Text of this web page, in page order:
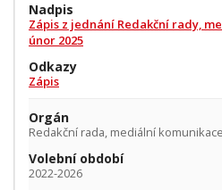
Nadpis
Zápis z jednání Redakční rady,
únor 2025
Odkazy
Zápis
Orgán
Redakční rada, mediální
Volební období
2022-2026